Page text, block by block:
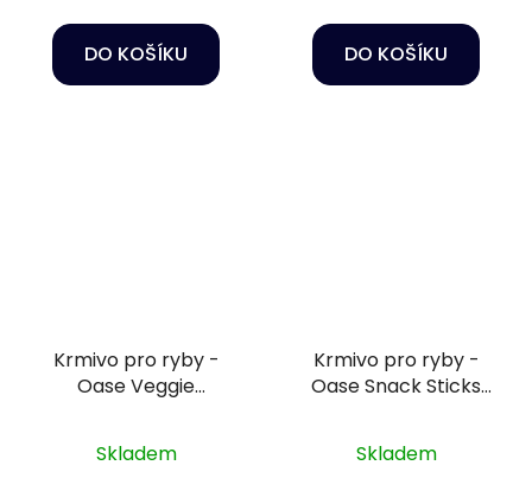
DO KOŠÍKU DO KOŠÍKU
Krmivo pro ryby -
Oase Veggie
Skladem
Krmivo pro ryby -
Oase Snack Sticks
Skladem